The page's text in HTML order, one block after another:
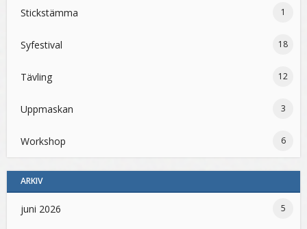
Stickstämma 1
Syfestival 18
Tävling 12
Uppmaskan 3
Workshop 6
ARKIV
juni 2026 5